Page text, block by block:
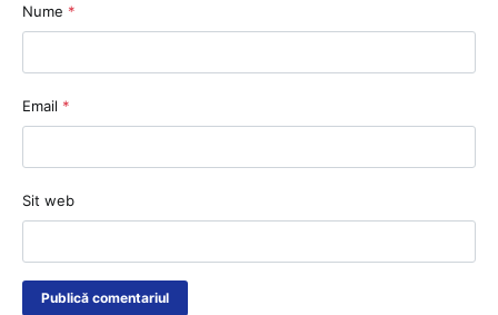
Nume *
Email *
Sit web